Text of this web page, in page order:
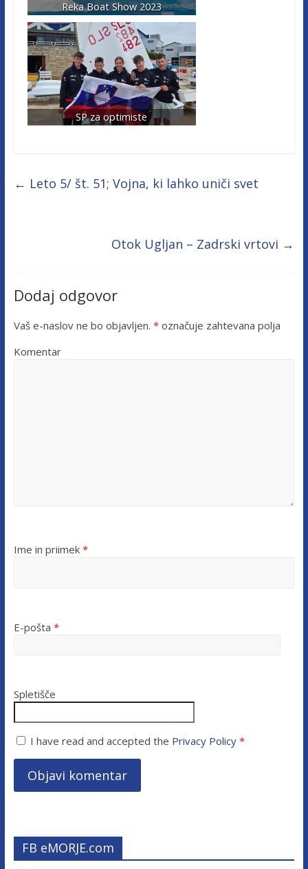
Reka Boat Show 2023
SP za optimiste
← Leto 5/ št. 51; Vojna, ki lahko uniči svet
Otok Ugljan – Zadrski vrtovi →
Dodaj odgovor
Vaš e-naslov ne bo objavljen. *označuje zahtevana polja
Komentar
Ime in priimek *
E-pošta *
Spletišče
I have read and accepted the Privacy Policy*
FB eMORJE.com